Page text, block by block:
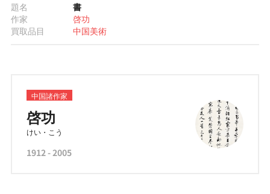
題名
書
作家
啓功
買取品目
中国美術
中国諸作家
啓功
けい・こう
1912 - 2005